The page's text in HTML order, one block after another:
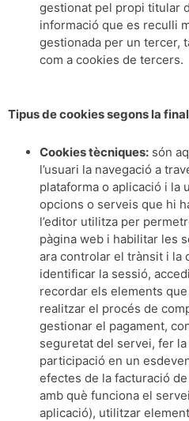
gestionat pel propi titular
informació que es reculli
gestionada per un tercer,
com a cookies de tercers.
Tipus de cookies segons la
Cookies tècniques: són
l’usuari la navegació a
plataforma o aplicació i la
opcions o serveis que hi
l’editor utilitza per
pàgina web i habilitar les
ara controlar el trànsit i la
identificar la sessió,
recordar els elements
realitzar el procés de
gestionar el pagament,
seguretat del servei, fer la
participació en un
efectes de la facturació
amb què funciona el
aplicació), utilitzar